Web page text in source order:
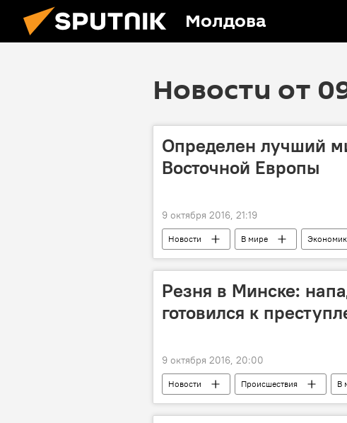
Молдова
Новости от
Определен лучший
Восточной Европы
9 октября 2016, 21:19
Новости В мире
министерство финансов
Резня в Минске:
готовился к
9 октября 2016, 20:00
Новости Происшествия В